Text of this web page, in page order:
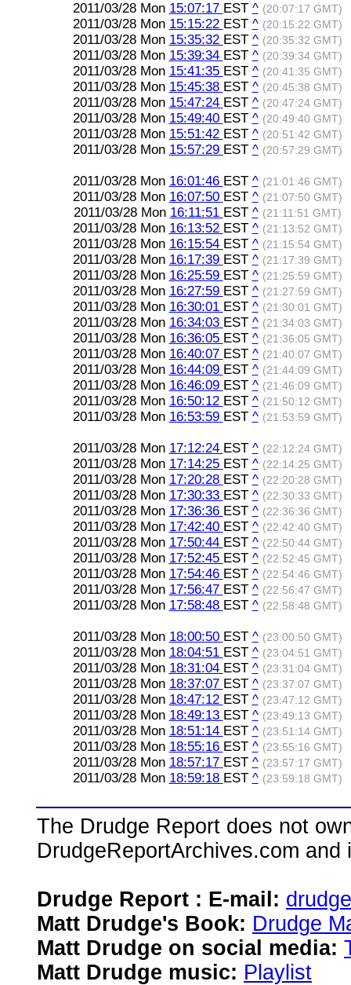
2011/03/28 Mon 15:07:17 EST ^ (20:07:17 GMT)
2011/03/28 Mon 15:15:22 EST ^ (20:15:22 GMT)
2011/03/28 Mon 15:35:32 EST ^ (20:35:32 GMT)
2011/03/28 Mon 15:39:34 EST ^ (20:39:34 GMT)
2011/03/28 Mon 15:41:35 EST ^ (20:41:35 GMT)
2011/03/28 Mon 15:45:38 EST ^ (20:45:38 GMT)
2011/03/28 Mon 15:47:24 EST ^ (20:47:24 GMT)
2011/03/28 Mon 15:49:40 EST ^ (20:49:40 GMT)
2011/03/28 Mon 15:51:42 EST ^ (20:51:42 GMT)
2011/03/28 Mon 15:57:29 EST ^ (20:57:29 GMT)
2011/03/28 Mon 16:01:46 EST ^ (21:01:46 GMT)
2011/03/28 Mon 16:07:50 EST ^ (21:07:50 GMT)
2011/03/28 Mon 16:11:51 EST ^ (21:11:51 GMT)
2011/03/28 Mon 16:13:52 EST ^ (21:13:52 GMT)
2011/03/28 Mon 16:15:54 EST ^ (21:15:54 GMT)
2011/03/28 Mon 16:17:39 EST ^ (21:17:39 GMT)
2011/03/28 Mon 16:25:59 EST ^ (21:25:59 GMT)
2011/03/28 Mon 16:27:59 EST ^ (21:27:59 GMT)
2011/03/28 Mon 16:30:01 EST ^ (21:30:01 GMT)
2011/03/28 Mon 16:34:03 EST ^ (21:34:03 GMT)
2011/03/28 Mon 16:36:05 EST ^ (21:36:05 GMT)
2011/03/28 Mon 16:40:07 EST ^ (21:40:07 GMT)
2011/03/28 Mon 16:44:09 EST ^ (21:44:09 GMT)
2011/03/28 Mon 16:46:09 EST ^ (21:46:09 GMT)
2011/03/28 Mon 16:50:12 EST ^ (21:50:12 GMT)
2011/03/28 Mon 16:53:59 EST ^ (21:53:59 GMT)
2011/03/28 Mon 17:12:24 EST ^ (22:12:24 GMT)
2011/03/28 Mon 17:14:25 EST ^ (22:14:25 GMT)
2011/03/28 Mon 17:20:28 EST ^ (22:20:28 GMT)
2011/03/28 Mon 17:30:33 EST ^ (22:30:33 GMT)
2011/03/28 Mon 17:36:36 EST ^ (22:36:36 GMT)
2011/03/28 Mon 17:42:40 EST ^ (22:42:40 GMT)
2011/03/28 Mon 17:50:44 EST ^ (22:50:44 GMT)
2011/03/28 Mon 17:52:45 EST ^ (22:52:45 GMT)
2011/03/28 Mon 17:54:46 EST ^ (22:54:46 GMT)
2011/03/28 Mon 17:56:47 EST ^ (22:56:47 GMT)
2011/03/28 Mon 17:58:48 EST ^ (22:58:48 GMT)
2011/03/28 Mon 18:00:50 EST ^ (23:00:50 GMT)
2011/03/28 Mon 18:04:51 EST ^ (23:04:51 GMT)
2011/03/28 Mon 18:31:04 EST ^ (23:31:04 GMT)
2011/03/28 Mon 18:37:07 EST ^ (23:37:07 GMT)
2011/03/28 Mon 18:47:12 EST ^ (23:47:12 GMT)
2011/03/28 Mon 18:49:13 EST ^ (23:49:13 GMT)
2011/03/28 Mon 18:51:14 EST ^ (23:51:14 GMT)
2011/03/28 Mon 18:55:16 EST ^ (23:55:16 GMT)
2011/03/28 Mon 18:57:17 EST ^ (23:57:17 GMT)
2011/03/28 Mon 18:59:18 EST ^ (23:59:18 GMT)
The Drudge Report does not
DrudgeReportArchives.com
Drudge Report : E-mail:
Matt Drudge's Book: Drudge
Matt Drudge on social media:
Matt Drudge music: Playlist